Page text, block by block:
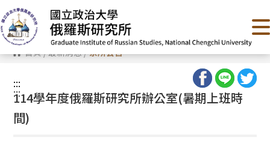
跳
到
主
要
內
容 首頁/最新消息/系所公告
:::
:::
114學年度俄羅斯研究所辦公室(暑期上班時
間)